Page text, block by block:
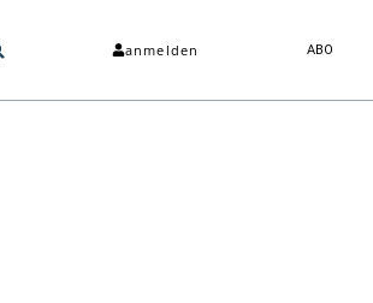
anmelden ABO